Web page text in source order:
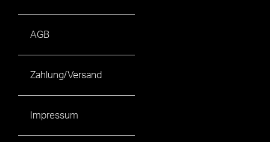
AGB
Zahlung/Versand
Impressum